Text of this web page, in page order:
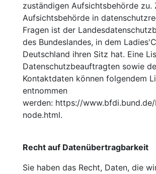
zuständigen Aufsichtsbehörde zu.
Aufsichtsbehörde in
Fragen ist der
des Bundeslandes, in dem
Deutschland ihren Sitz hat. Eine
Datenschutzbeauftragten sowie
Kontaktdaten können folgendem
entnommen
werden: https://
node.html.
Recht auf Datenübertragbarkeit
Sie haben das Recht, Daten, die